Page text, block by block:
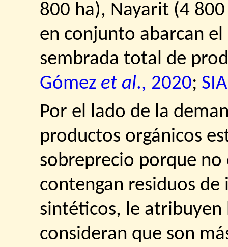
800 ha), Nayarit (4
en conjunto abarcan
sembrada total de
Gómez et al., 2020;
Por el lado de la
productos orgánicos
sobreprecio porque no
contengan residuos
sintéticos, le atribuyen
consideran que son